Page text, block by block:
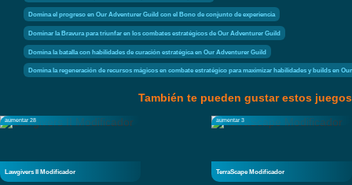
Domina el progreso en Our Adventurer Guild con el Bono de conjunto de experiencia
Dominar la Bravura para triunfar en los combates estratégicos de Our Adventurer Guild
Domina la batalla con habilidades de curación estratégica en Our Adventurer Guild
Domina la regeneración de recursos mágicos en combate estratégico para maximizar habilidades y builds en
También te pueden gustar estos juegos
aumentar 28
Lawgivers II Modificador
aumentar 3
TerraScape Modificador